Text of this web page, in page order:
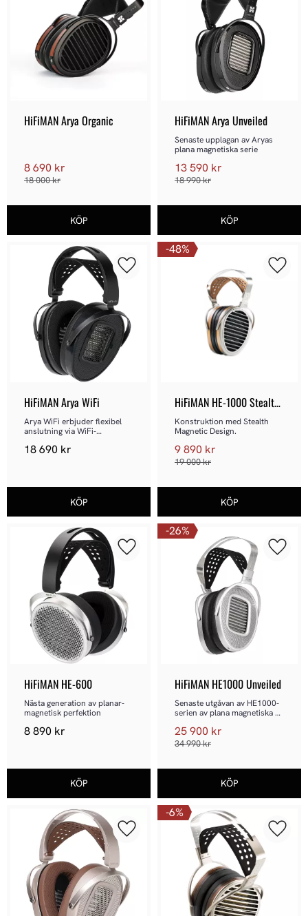
HiFiMAN Arya Organic
8 690 kr
18 000kr
HiFiMAN Arya Unveiled
Senaste upplagan av Aryas
plana magnetiska serie
13 590 kr
18 990kr
HiFiMAN Arya WiFi
Arya WiFi erbjuder flexibel
anslutning via WiFi-
18 690 kr
Lägg till i favoriter
HiFiMAN HE-1000 Stealth
v4
Konstruktion med Stealth
Magnetic Design.
9 890 kr
19 000kr
48%
Lägg
HiFiMAN HE-600
Nästa generation av planar-
magnetisk perfektion
8 890 kr
Lägg till i favoriter
HiFiMAN HE1000 Unveiled
Senaste utgåvan av HE1000-
serien av plana magnetiska
25 900 kr
34 990kr
26%
Lägg
Lägg till i favoriter
6%
Lägg